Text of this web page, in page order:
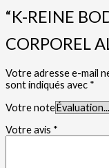
“K-REINE
CORPOREL
Votre adresse e-mail
sont indiqués avec *
Votre note
Votre avis *